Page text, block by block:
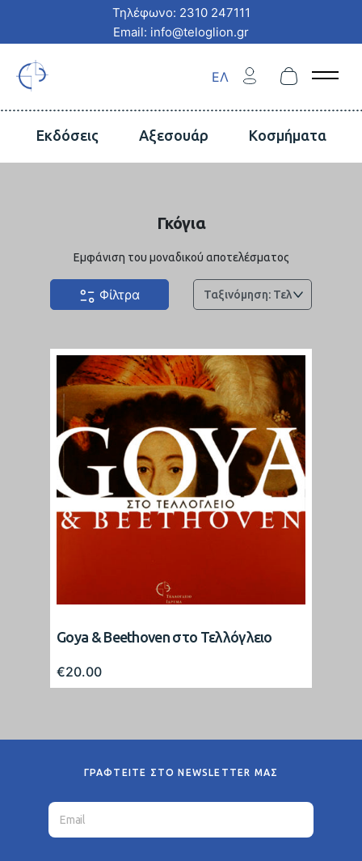
Τηλέφωνο: 2310 247111
Email: info@teloglion.gr
ΕΛ Open
Εκδόσεις Αξεσουάρ Κοσμήματα
Γκόγια
Φίλτρα
Εμφάνιση του μοναδικού αποτελέσματος
Goya & Beethoven στο Τελλόγλειο
€20.00
ΓΡΑΦΤΕΙΤΕ ΣΤΟ NEWSLETTER ΜΑΣ